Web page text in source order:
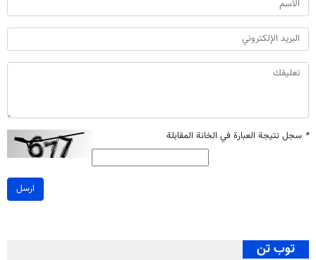
* سجل نتيجة العبارة في الخانة المقابلة
ارسل
توب تن